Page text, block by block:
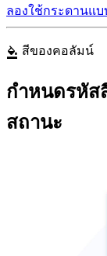
ลองใช้กระดานแบ
format_color_fill สีของคอลัมน์
กำหนดรหัส
สถานะ